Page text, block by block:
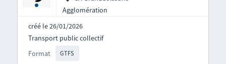
Agglomération
créé le 26/01/2026
Format GTFS
Transport public collectif